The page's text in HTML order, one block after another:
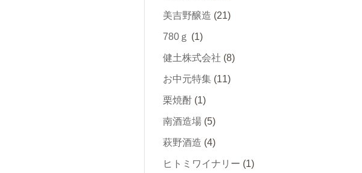
美吉野醸造 (21)
780ｇ (1)
健土株式会社 (8)
お中元特集 (11)
栗焼酎 (1)
南酒造場 (5)
萩野酒造 (4)
ヒトミワイナリー (1)